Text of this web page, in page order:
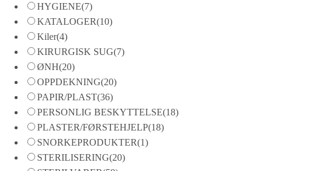
HYGIENE(7)
KATALOGER(10)
Kiler(4)
KIRURGISK SUG(7)
ØNH(20)
OPPDEKNING(20)
PAPIR/PLAST(36)
PERSONLIG BESKYTTELSE(18)
PLASTER/FØRSTEHJELP(18)
SNORKEPRODUKTER(1)
STERILISERING(20)